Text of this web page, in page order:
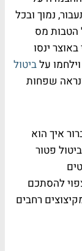
נמוך ובכל
הטבות מס
ינסו
עלביטול
שפחות
לא ברור איך הוא
פטור
להסתכם
רחבים